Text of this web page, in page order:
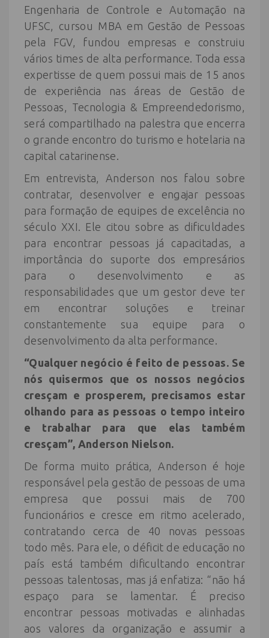
Engenharia de Controle e Automação na
UFSC, cursou MBA em Gestão de Pessoas
pela FGV, fundou empresas e construiu
vários times de alta performance. Toda essa
expertisse de quem possui mais de 15 anos
de experiência nas áreas de Gestão de
Pessoas, Tecnologia & Empreendedorismo,
será compartilhado na palestra que encerra
o grande encontro do turismo e hotelaria na
capital catarinense.
Em entrevista, Anderson nos falou sobre
contratar, desenvolver e engajar pessoas
para formação de equipes de excelência no
século XXI. Ele citou sobre as dificuldades
para encontrar pessoas já capacitadas, a
importância do suporte dos empresários
para o desenvolvimento e as
responsabilidades que um gestor deve ter
em encontrar soluções e treinar
constantemente sua equipe para o
desenvolvimento da alta performance.
“Qualquer negócio é feito de pessoas. Se
nós quisermos que os nossos negócios
cresçam e prosperem, precisamos estar
olhando para as pessoas o tempo inteiro
e trabalhar para que elas também
cresçam”, Anderson Nielson.
De forma muito prática, Anderson é hoje
responsável pela gestão de pessoas de uma
empresa que possui mais de 700
funcionários e cresce em ritmo acelerado,
contratando cerca de 40 novas pessoas
todo mês. Para ele, o déficit de educação no
país está também dificultando encontrar
pessoas talentosas, mas já enfatiza: “não há
espaço para se lamentar. É preciso
encontrar pessoas motivadas e alinhadas
aos valores da organização e assumir a